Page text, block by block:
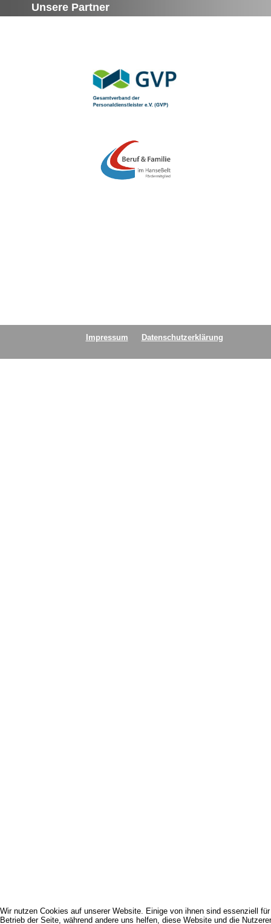
Unsere Partner
Impressum Datenschutzerklärung
Wir nutzen Cookies auf unserer Website. Einige von ihnen sind essenziell
Betrieb der Seite, während andere uns helfen, diese Website und die